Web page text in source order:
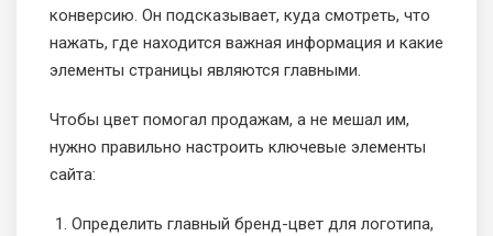
конверсию. Он подсказывает, куда смотреть, что
нажать, где находится важная информация и какие
элементы страницы являются главными.
Чтобы цвет помогал продажам, а не мешал им,
нужно правильно настроить ключевые элементы
сайта:
Определить главный бренд-цвет для логотипа,